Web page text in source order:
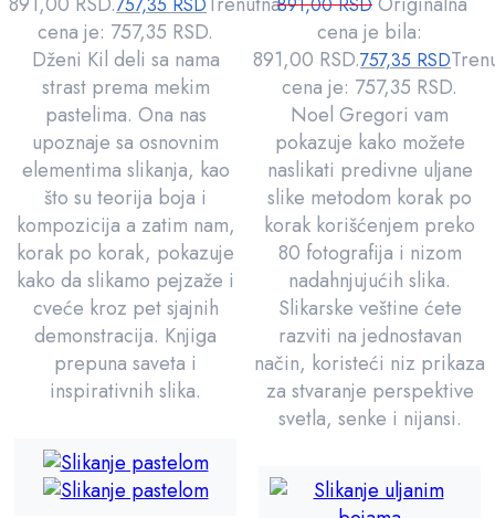
cena je: 757,35 RSD.
Dženi Kil deli sa nama
strast prema mekim
pastelima. Ona nas
upoznaje sa osnovnim
elementima slikanja, kao
što su teorija boja i
kompozicija a zatim nam,
korak po korak, pokazuje
kako da slikamo pejzaže i
cveće kroz pet sjajnih
demonstracija. Knjiga
prepuna saveta i
inspirativnih slika.
cena je bila:
891,00 RSD.757,35 RSD
cena je: 757,35 RSD.
Noel Gregori vam
pokazuje kako možete
naslikati predivne uljane
slike metodom korak po
korak korišćenjem preko
80 fotografija i nizom
nadahnjujućih slika.
Slikarske veštine ćete
razviti na jednostavan
način, koristeći niz prikaza
za stvaranje perspektive
svetla, senke i nijansi.